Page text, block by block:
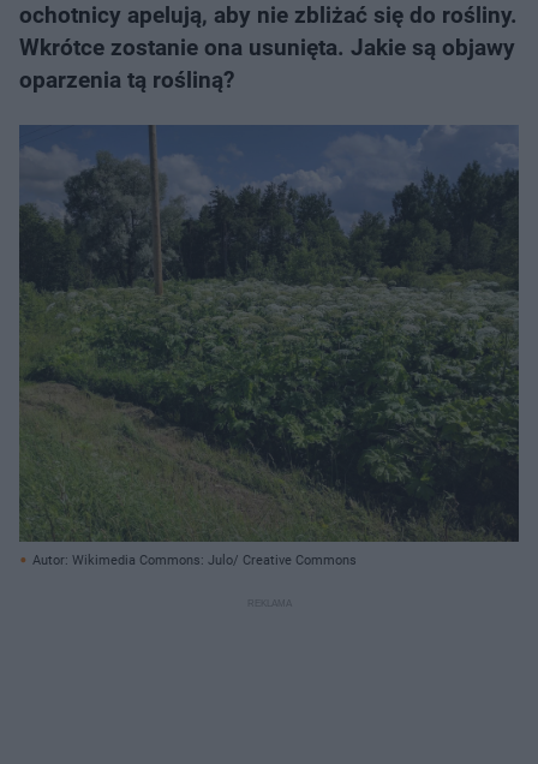
ochotnicy apelują, aby nie zbliżać się do rośliny.
Wkrótce zostanie ona usunięta. Jakie są objawy
oparzenia tą rośliną?
Autor: Wikimedia Commons: Julo/ Creative Commons